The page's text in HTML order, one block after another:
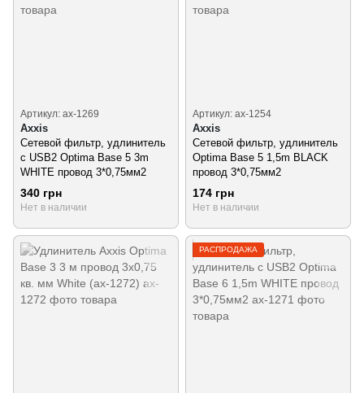
Артикул: ax-1269
Axxis
Сетевой фильтр, удлинитель
с USB2 Optima Base 5 3m
WHITE провод 3*0,75мм2
340 грн
Нет в наличии
Артикул: ax-1254
Axxis
Сетевой фильтр, удлинитель
Optima Base 5 1,5m BLACK
провод 3*0,75мм2
174 грн
Нет в наличии
РАСПРОДАЖА